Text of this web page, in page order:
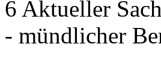
6 Aktueller
- mündlicher